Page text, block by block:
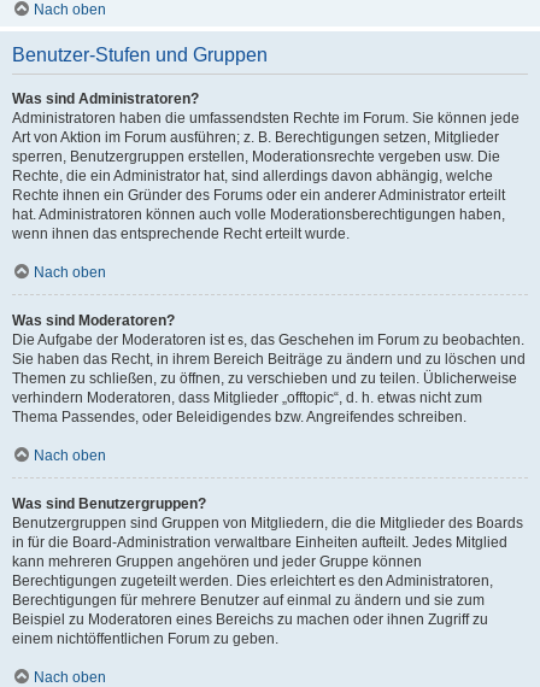
Nach oben
Benutzer-Stufen und Gruppen
Was sind Administratoren?
Administratoren haben die umfassendsten Rechte im Forum. Sie können jede
Art von Aktion im Forum ausführen; z. B. Berechtigungen setzen, Mitglieder
sperren, Benutzergruppen erstellen, Moderationsrechte vergeben usw. Die
Rechte, die ein Administrator hat, sind allerdings davon abhängig, welche
Rechte ihnen ein Gründer des Forums oder ein anderer Administrator erteilt
hat. Administratoren können auch volle Moderationsberechtigungen haben,
wenn ihnen das entsprechende Recht erteilt wurde.
Nach oben
Was sind Moderatoren?
Die Aufgabe der Moderatoren ist es, das Geschehen im Forum zu beobachten.
Sie haben das Recht, in ihrem Bereich Beiträge zu ändern und zu löschen und
Themen zu schließen, zu öffnen, zu verschieben und zu teilen. Üblicherweise
verhindern Moderatoren, dass Mitglieder „offtopic“, d. h. etwas nicht zum
Thema Passendes, oder Beleidigendes bzw. Angreifendes schreiben.
Nach oben
Was sind Benutzergruppen?
Benutzergruppen sind Gruppen von Mitgliedern, die die Mitglieder des Boards
in für die Board-Administration verwaltbare Einheiten aufteilt. Jedes Mitglied
kann mehreren Gruppen angehören und jeder Gruppe können
Berechtigungen zugeteilt werden. Dies erleichtert es den Administratoren,
Berechtigungen für mehrere Benutzer auf einmal zu ändern und sie zum
Beispiel zu Moderatoren eines Bereichs zu machen oder ihnen Zugriff zu
einem nichtöffentlichen Forum zu geben.
Nach oben